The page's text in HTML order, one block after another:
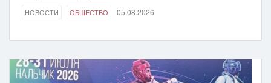
НОВОСТИ ОБЩЕСТВО 05.08.2026